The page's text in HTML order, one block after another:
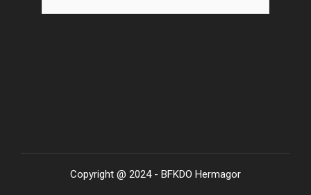
Copyright @ 2024 - BFKDO Hermagor